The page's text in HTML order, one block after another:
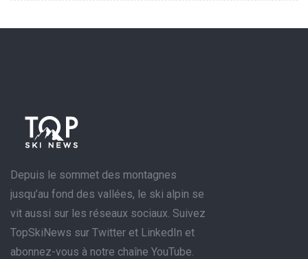
Depuis le sommet des montagnes
jusqu’au fond des vallées, le ski alpin se
vit aussi sur les réseaux sociaux. Suivez
TopSkiNews sur Twitter et LinkedIn et
abonnez-vous à notre chaîne YouTube.